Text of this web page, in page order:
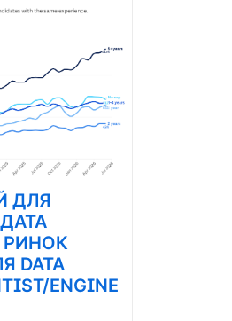
ДЛЯ
РИНОК
DATA
ENGINE